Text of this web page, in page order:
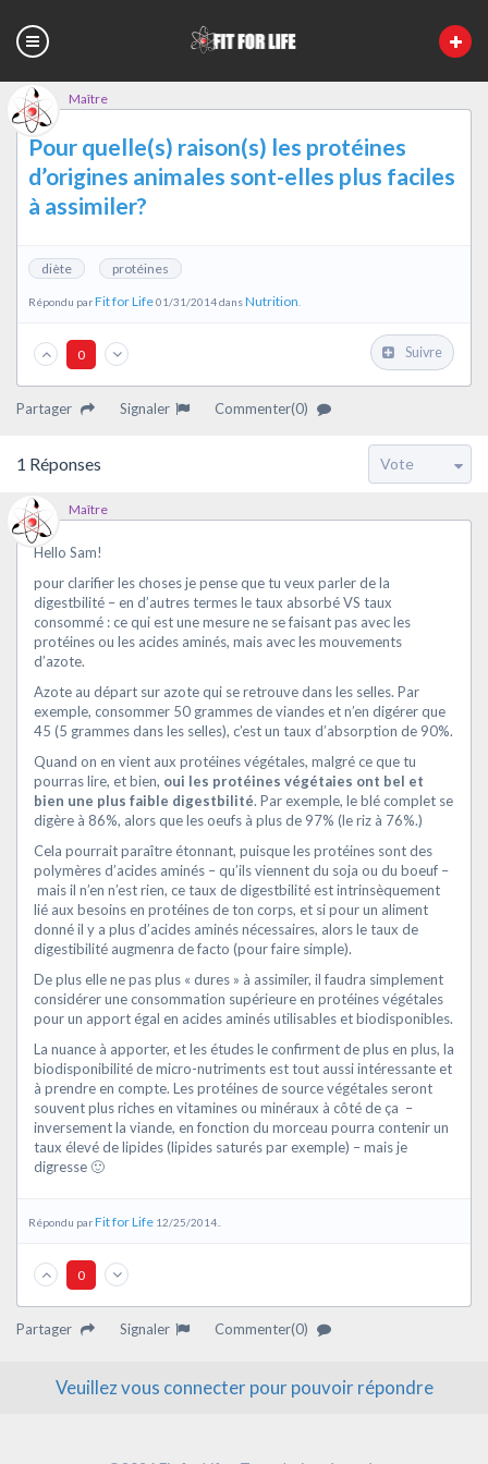
Maître
Pour quelle(s) raison(s) les protéines
d’origines animales sont-elles plus faciles
à assimiler?
diète protéines
Répondu parFit for Life01/31/2014 dansNutrition
0 Suivre
Partager Signaler Commenter(0)
1 Réponses
Maître
Hello Sam!
pour clarifier les choses je pense que tu veux parler de la
digestbilité – en d’autres termes le taux absorbé VS taux
consommé : ce qui est une mesure ne se faisant pas avec les
protéines ou les acides aminés, mais avec les mouvements
d’azote.
Azote au départ sur azote qui se retrouve dans les selles. Par
exemple, consommer 50 grammes de viandes et n’en digérer que
45 (5 grammes dans les selles), c’est un taux d’absorption de 90%.
Quand on en vient aux protéines végétales, malgré ce que tu
pourras lire, et bien, oui les protéines végétaies ont bel et
bien une plus faible digestbilité. Par exemple, le blé complet se
digère à 86%, alors que les oeufs à plus de 97% (le riz à 76%.)
Cela pourrait paraître étonnant, puisque les protéines sont des
polymères d’acides aminés – qu’ils viennent du soja ou du boeuf –
mais il n’en n’est rien, ce taux de digestbilité est intrinsèquement
lié aux besoins en protéines de ton corps, et si pour un aliment
donné il y a plus d’acides aminés nécessaires, alors le taux de
digestibilité augmenra de facto (pour faire simple).
De plus elle ne pas plus « dures » à assimiler, il faudra simplement
considérer une consommation supérieure en protéines végétales
pour un apport égal en acides aminés utilisables et biodisponibles.
La nuance à apporter, et les études le confirment de plus en plus, la
biodisponibilité de micro-nutriments est tout aussi intéressante et
à prendre en compte. Les protéines de source végétales seront
souvent plus riches en vitamines ou minéraux à côté de ça –
inversement la viande, en fonction du morceau pourra contenir un
taux élevé de lipides (lipides saturés par exemple) – mais je
digresse 🙂
Répondu parFit for Life 12/25/2014..
0
Partager Signaler Commenter(0)
Veuillez vous connecter pour pouvoir répondre